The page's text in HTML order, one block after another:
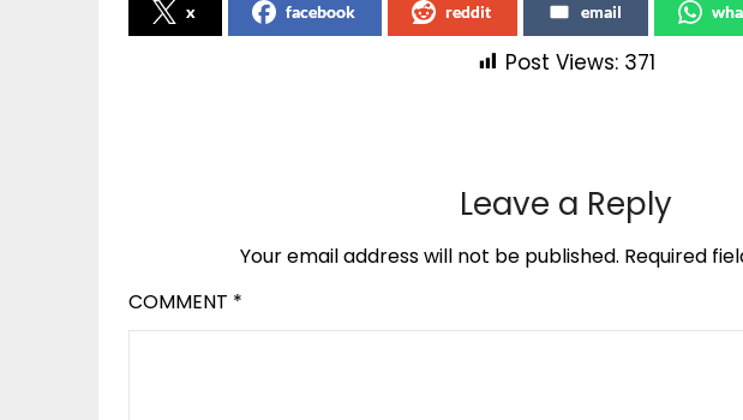
x facebook reddit email
Post Views: 371
Leave a Reply
Your email address will not be published. Required
COMMENT *